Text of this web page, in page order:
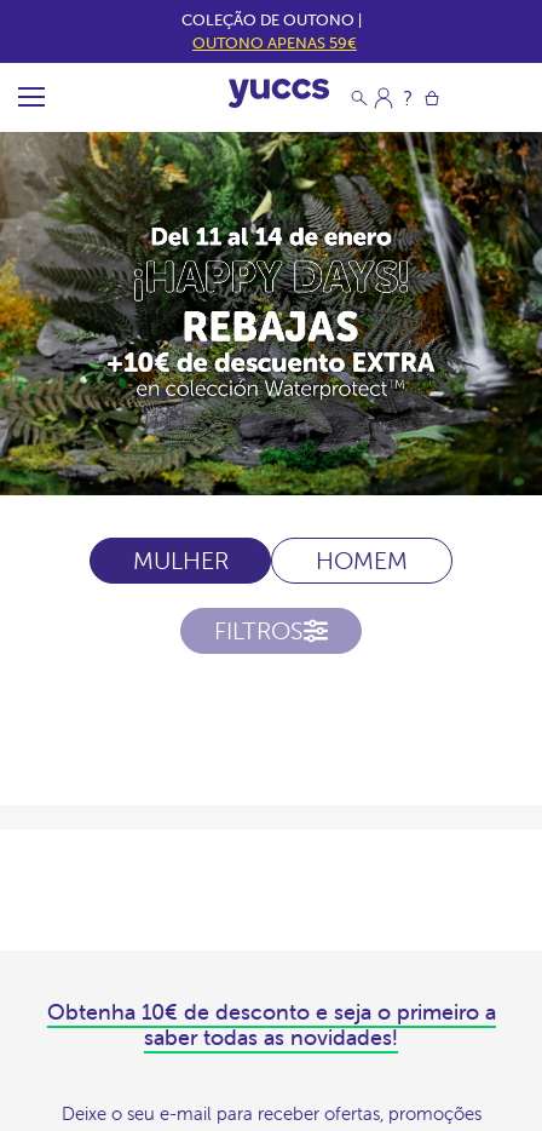
COLEÇÃO DE OUTONO |
OUTONO APENAS 59€
MULHER HOMEM
FILTROS
Obtenha 10€ de desconto e seja o primeiro a
saber todas as novidades!
Deixe o seu e-mail para receber ofertas, promoções